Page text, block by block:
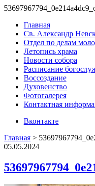
Главная
Св. Александр
Отдел по делам
Летопись храма
Новости собора
Расписание
Воссоздание
Духовенство
Фотогалерея
Контактная
Вконтакте
Главная >
05.05.2024